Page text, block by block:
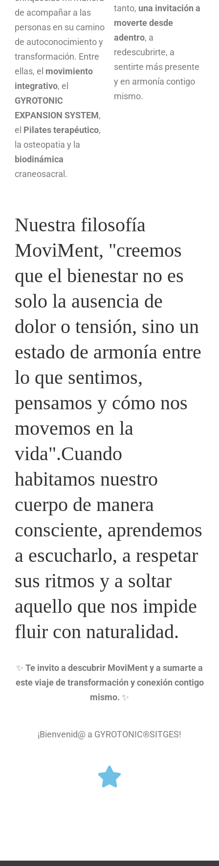
de acompañar a las
personas en su camino
de autoconocimiento y
transformación. Entre
ellas, el movimiento
integrativo, el
GYROTONIC
EXPANSION SYSTEM,
el Pilates terapéutico,
la osteopatia y la
biodinámica
craneosacral.
tanto, una invitación a
moverte desde
adentro, a
redescubrirte, a
sentirte más presente
y en armonía contigo
mismo.
Nuestra filosofía
MoviMent, "creemos
que el bienestar no es
solo la ausencia de
dolor o tensión, sino un
estado de armonía entre
lo que sentimos,
pensamos y cómo nos
movemos en la
vida".Cuando
habitamos nuestro
cuerpo de manera
consciente, aprendemos
a escucharlo, a respetar
sus ritmos y a soltar
aquello que nos impide
fluir con naturalidad.
✨ Te invito a descubrir MoviMent y a sumarte a
este viaje de transformación y conexión contigo
mismo. ✨
¡Bienvenid@ a GYROTONIC®SITGES!